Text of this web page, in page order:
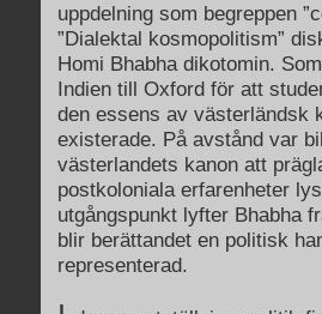
uppdelning som begreppen
”Dialektal kosmopolitism”
Homi Bhabha dikotomin.
Indien till Oxford för att
den essens av västerländsk
existerade. På avstånd var
västerlandets kanon att
postkoloniala erfarenheter
utgångspunkt lyfter Bhabha
blir berättandet en politisk
representerad.